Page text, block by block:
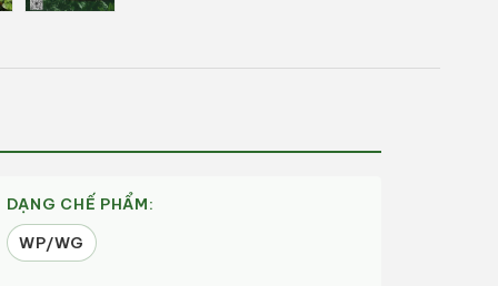
DẠNG CHẾ PHẨM:
WP/WG